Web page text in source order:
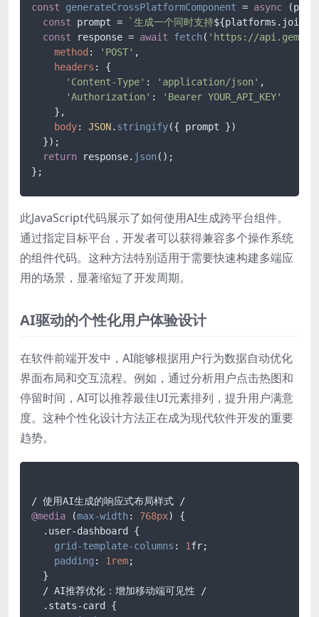
const
generateCrossPlatformComponent = async (
const prompt = `生成一个同时支持${platforms.join(
const response = await fetch( 'https://
method : 'POST' ,
headers : {
'Content-Type' : 'application/json' ,
'Authorization' :
'Bearer YOUR_API_KEY'
    },
body: JSON. stringify({ prompt })
  });
return response. json();
此JavaScript代码展示了如何使用AI生成跨平台组件。
通过指定目标平台，开发者可以获得兼容多个操作系统
的组件代码。这种方法特别适用于需要快速构建多端应
用的场景，显著缩短了开发周期。
AI驱动的个性化用户体验设计
在软件前端开发中，AI能够根据用户行为数据自动优化
界面布局和交互流程。例如，通过分析用户点击热图和
停留时间，AI可以推荐最佳UI元素排列，提升用户满意
度。这种个性化设计方法正在成为现代软件开发的重要
趋势。
@media (max-width: 768px) {
.user-dashboard
{
grid-template-columns : 1fr;
padding : 1rem;
  }
  / AI推荐优化：增加移动端可见性 /
.stats-card
{